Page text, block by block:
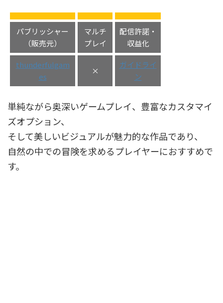
パブリッシャー
（販売元）
マルチ
プレイ
配信許諾・
収益化
thunderfulgam
es
×
ガイドライ
ン
単純ながら奥深いゲームプレイ、豊富なカスタマイ
ズオプション、
そして美しいビジュアルが魅力的な作品であり、
自然の中での冒険を求めるプレイヤーにおすすめで
す。